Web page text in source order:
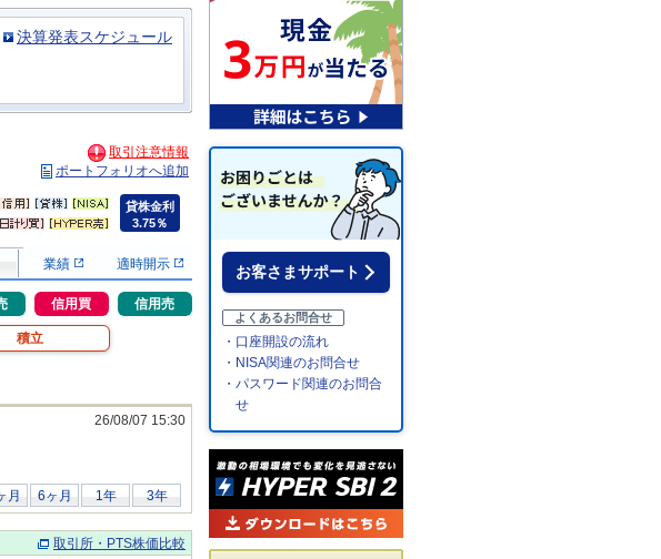
決算発表スケジュール
取引注意情報
ポートフォリオへ追加
貸株金利
3.75％
業績 適時開示
信用買 信用売
積立
26/08/07 15:30
月 6ヶ月 1年 3年
取引所・PTS株価比較
お客さまサポート
よくあるお問合せ
・口座開設の流れ
・NISA関連のお問合せ
・パスワード関連のお問合
せ